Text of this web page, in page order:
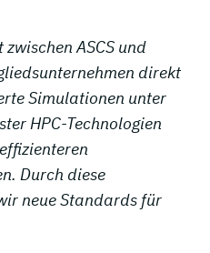
ASCS und
direkt
Simulationen unter
HPC-Technologien
Durch diese
neue Standards für